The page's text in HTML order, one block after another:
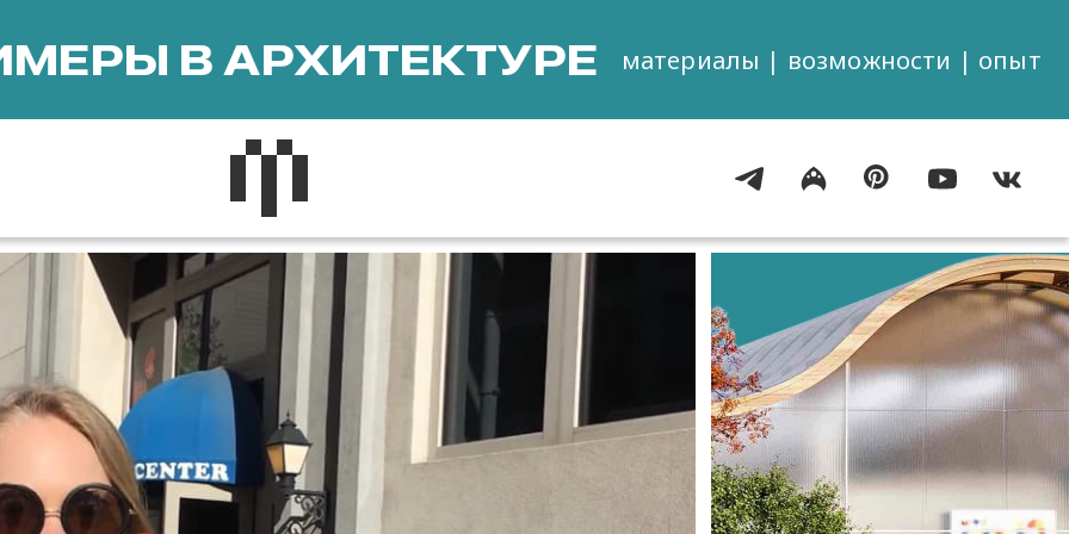
В АРХИТЕКТУРЕ материалы | возможности | опыт